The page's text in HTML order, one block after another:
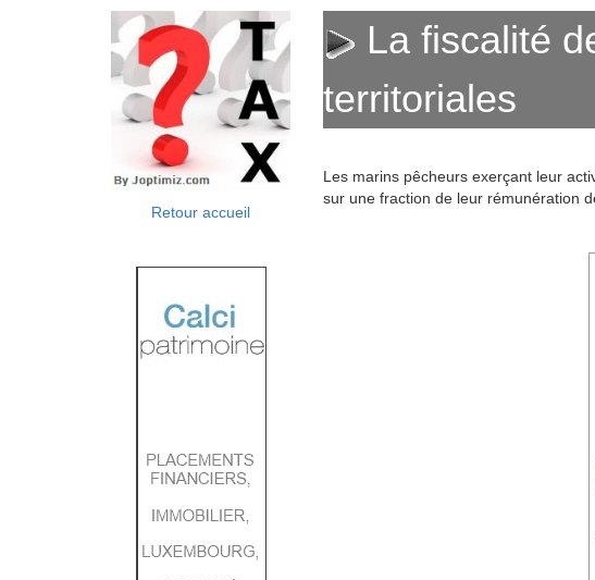
Retour accueil
La fiscalité
territoriales
Les marins pêcheurs exerçant leur
sur une fraction de leur rémunération